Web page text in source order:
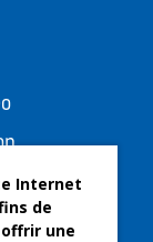
Internet
de
une